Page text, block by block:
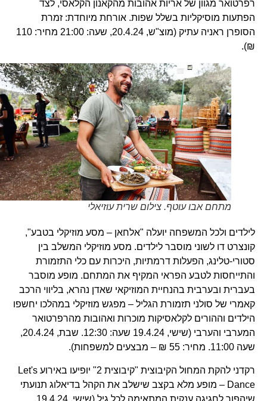
רפרטואר מגוון של אריות אהובות מהקאנון הקלאסי, לצד
הפתעות מוסיקליות בשלל שפות. אורחת מיוחדת: זמרת
הסופרן ראניה עתיק (מוצ"ש, 20.4.24, שעה: 21:00 מחיר: 110
₪).
מתחם אבו עוטף. צילום שרית עוזיאלי
לילדים ולכל המשפחה יועלה "אלחאן – מסע מוזיקלי בטבע",
קונצרט דו לשוני מוסבר לילדים. מסע מוזיקלי המשלב בין
סטורי-טלינג, הפעלות דרמתיות, היכרות עם כלי התזמורת
והתייחסות לטבע הפראי המקיף את המתחם. מופע מוסבר
בעברית ובערבית בהנחיית המוזיקאי שאדן נהרא, בליווי הרכב
קאמרי של סולני תזמורת הגליל – מפגש מוזיקלי במהלכו יחשפו
הילדים וההורים לקלאסיקות מוכרות ואהובות מהרפרטואר
המערבי והערבי (שישי, 19.4.24 שעה: 12:30. שבת, 20.4.24,
שעה 11:00. מחיר: 55 ₪ – מבצעים למשפחות).
רקדני להקת המחול הקיבוצית "קיבוצית 2" יופיעו באירוע Let's
Dance – מופע מלא בקצב שישלב את הקהל בדיאלוג תנועתי
שיהפוך לחגיגה ענקית המתאימה לכל גיל (שישי, 19.4.24,